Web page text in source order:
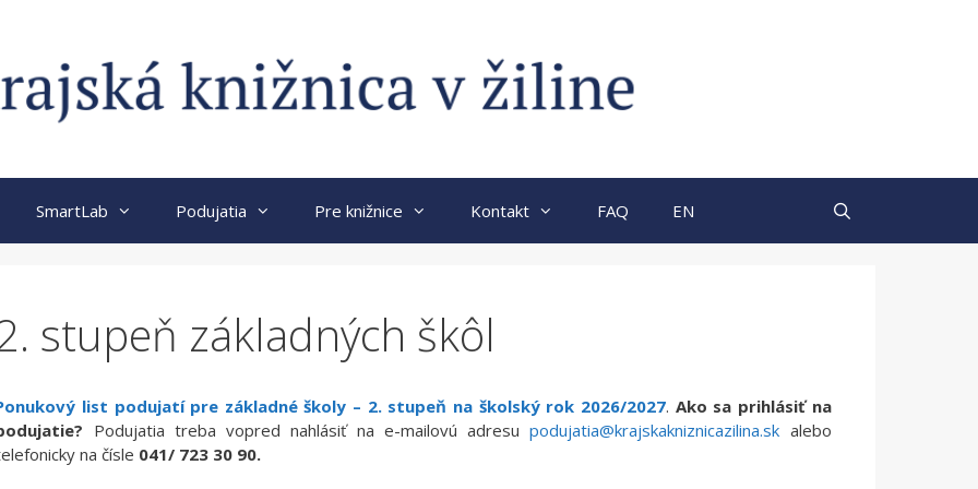
SmartLab Podujatia Pre knižnice Kontakt FAQ EN
stupeň základných škôl
list podujatí pre základné školy – 2. stupeň na školský rok 2026/2027. Ako sa prihlásiť na
Podujatia treba vopred nahlásiť na e-mailovú adresupodujatia@krajskakniznicazilina.sk alebo
na čísle 041/ 723 30 90.